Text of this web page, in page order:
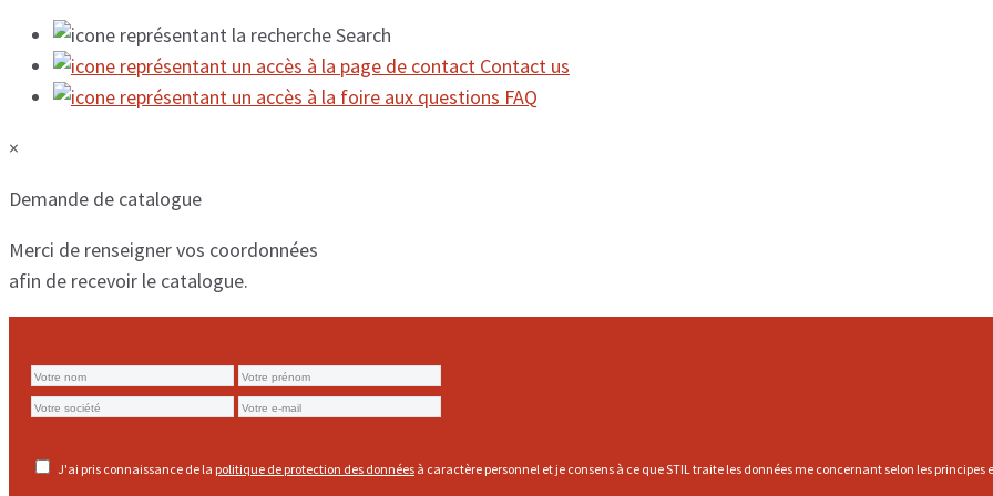
Search
Contact us
FAQ
×
Demande de catalogue
Merci de renseigner vos coordonnées
afin de recevoir le catalogue.
J'ai pris connaissance de la politique de protection des données à caractère personnel et je consens à ce que STIL traite les données me concernant selon les